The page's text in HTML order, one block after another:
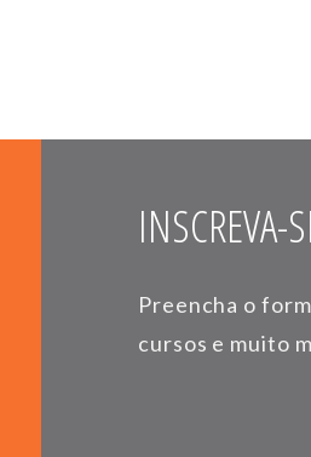
Preencha o
cursos e muito